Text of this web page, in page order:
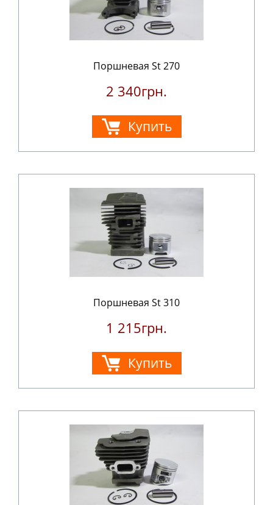
Поршневая St 270
2 340грн.
Купить
Поршневая St 310
1 215грн.
Купить